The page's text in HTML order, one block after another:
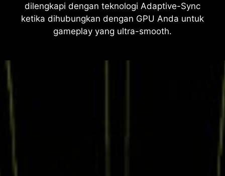
dilengkapi dengan teknologi Adaptive-Sync
ketika dihubungkan dengan GPU Anda untuk
gameplay yang ultra-smooth.